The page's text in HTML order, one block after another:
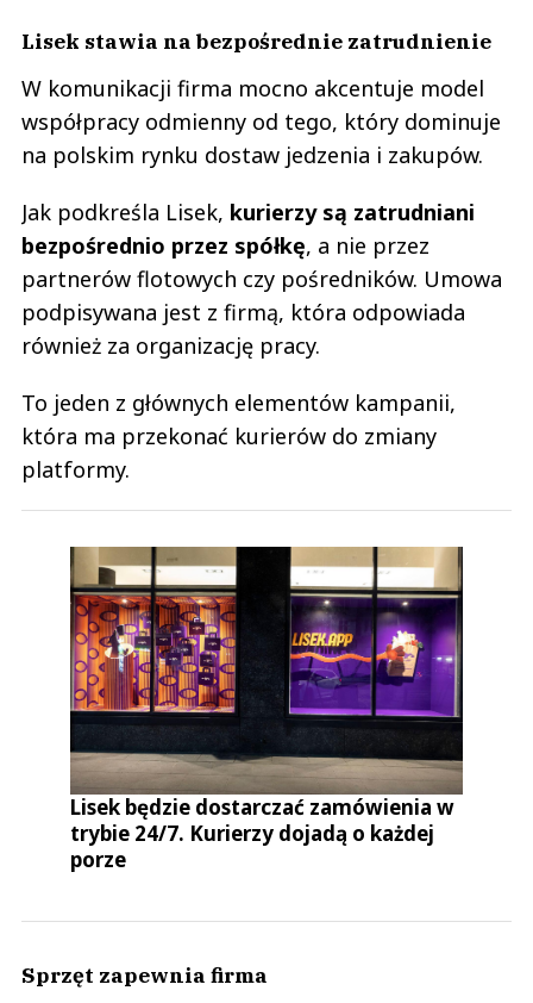
Lisek stawia na bezpośrednie zatrudnienie
W komunikacji firma mocno akcentuje model
współpracy odmienny od tego, który dominuje
na polskim rynku dostaw jedzenia i zakupów.
Jak podkreśla Lisek, kurierzy są zatrudniani
bezpośrednio przez spółkę, a nie przez
partnerów flotowych czy pośredników. Umowa
podpisywana jest z firmą, która odpowiada
również za organizację pracy.
To jeden z głównych elementów kampanii,
która ma przekonać kurierów do zmiany
platformy.
Lisek będzie dostarczać zamówienia w
trybie 24/7. Kurierzy dojadą o każdej
porze
Sprzęt zapewnia firma